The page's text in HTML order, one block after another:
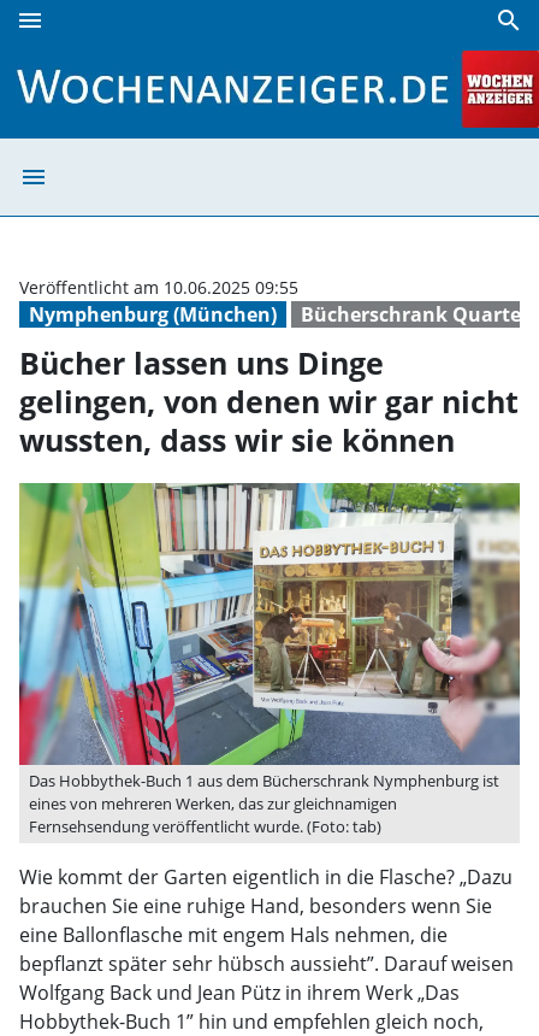
menu search
menu
Nymphenburg (München) Bücherschrank Quartett
Veröffentlicht am 10.06.2025 09:55
Bücher lassen uns Dinge
gelingen, von denen wir gar nicht
wussten, dass wir sie können
Das Hobbythek-Buch 1 aus dem Bücherschrank Nymphenburg ist
eines von mehreren Werken, das zur gleichnamigen
Fernsehsendung veröffentlicht wurde. (Foto: tab)
Wie kommt der Garten eigentlich in die Flasche? „Dazu
brauchen Sie eine ruhige Hand, besonders wenn Sie
eine Ballonflasche mit engem Hals nehmen, die
bepflanzt später sehr hübsch aussieht”. Darauf weisen
Wolfgang Back und Jean Pütz in ihrem Werk „Das
Hobbythek-Buch 1” hin und empfehlen gleich noch,